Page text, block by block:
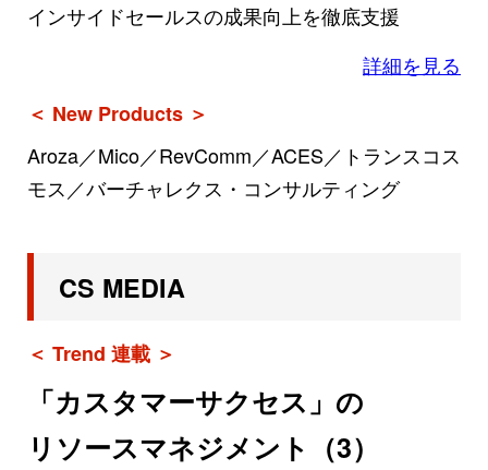
インサイドセールスの成果向上を徹底支援
詳細を見る
＜ New Products ＞
Aroza／Mico／RevComm／ACES／トランスコス
モス／バーチャレクス・コンサルティング
CS MEDIA
＜ Trend 連載 ＞
「カスタマーサクセス」の
リソースマネジメント（3）